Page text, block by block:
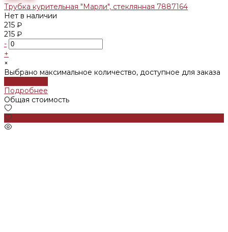
Трубка курительная "Марли", стеклянная 7887164
Нет в наличии
215 ₽
215 ₽
-
+
×
Выбрано максимальное количество, доступное для заказа
Подробнее
Общая стоимость